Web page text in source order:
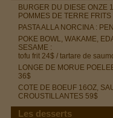
BURGER DU DIESE ONZE
POMMES DE TERRE
PASTA ALLA NORCINA :
POKE BOWL, WAKAME,
SESAME :
tofu frit 24$ / tartare de
LONGE DE MORUE
36$
COTE DE BOEUF 16OZ,
CROUSTILLANTES 59$
Les desserts